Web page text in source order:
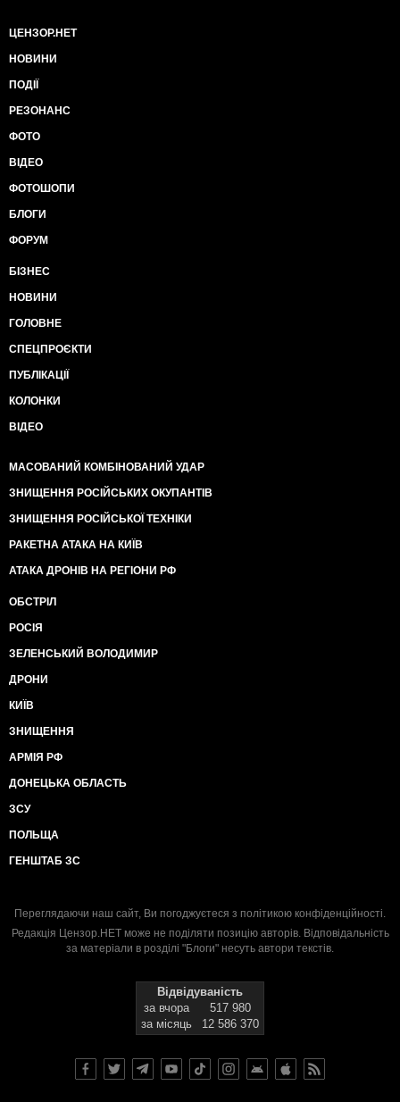
ЦЕНЗОР.НЕТ
НОВИНИ
ПОДІЇ
РЕЗОНАНС
ФОТО
ВІДЕО
ФОТОШОПИ
БЛОГИ
ФОРУМ
БІЗНЕС
НОВИНИ
ГОЛОВНЕ
СПЕЦПРОЄКТИ
ПУБЛІКАЦІЇ
КОЛОНКИ
ВІДЕО
МАСОВАНИЙ КОМБІНОВАНИЙ УДАР
ЗНИЩЕННЯ РОСІЙСЬКИХ ОКУПАНТІВ
ЗНИЩЕННЯ РОСІЙСЬКОЇ ТЕХНІКИ
РАКЕТНА АТАКА НА КИЇВ
АТАКА ДРОНІВ НА РЕГІОНИ РФ
ОБСТРІЛ
РОСІЯ
ЗЕЛЕНСЬКИЙ ВОЛОДИМИР
ДРОНИ
КИЇВ
ЗНИЩЕННЯ
АРМІЯ РФ
ДОНЕЦЬКА ОБЛАСТЬ
ЗСУ
ПОЛЬЩА
ГЕНШТАБ ЗС
Переглядаючи наш сайт, Ви погоджуєтеся з політикою конфіденційності.
Редакція Цензор.НЕТ може не поділяти позицію авторів. Відповідальність
за матеріали в розділі "Блоги" несуть автори текстів.
Відвідуваність
за вчора
517 980
за місяць
12 586 370